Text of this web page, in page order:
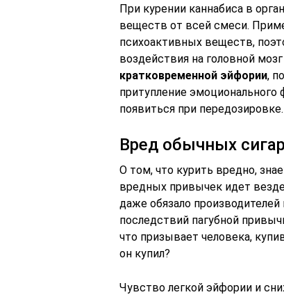
При курении каннабиса в
веществ от всей смеси.
психоактивных веществ,
воздействия на головной
кратковременной эйфории,
притупление
появиться при передозировке.
Вред обычных
О том, что курить вредно,
вредных привычек идет
даже обязало
последствий пагубной
что призывает человека,
он купил?
Чувство легкой эйфории и